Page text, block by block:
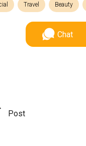
Travel Beauty
Chat
Post